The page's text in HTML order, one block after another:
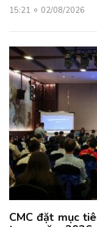
15:21 02/08/2026
CMC đặt mục